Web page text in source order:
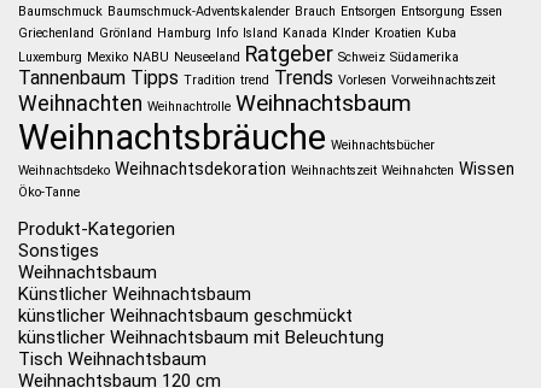
Baumschmuck Baumschmuck-Adventskalender Brauch Entsorgen Entsorgung Essen
Griechenland Grönland Hamburg Info Island Kanada KInder Kroatien Kuba
Luxemburg Mexiko NABU Neuseeland Ratgeber Schweiz Südamerika
Tannenbaum Tipps Tradition trend Trends Vorlesen Vorweihnachtszeit
Weihnachten Weihnachtrolle Weihnachtsbaum
Weihnachtsbräuche Weihnachtsbücher
Weihnachtsdeko Weihnachtsdekoration Weihnachtszeit Weihnahcten Wissen
Öko-Tanne
Produkt-Kategorien
Sonstiges
Weihnachtsbaum
Künstlicher Weihnachtsbaum
künstlicher Weihnachtsbaum geschmückt
künstlicher Weihnachtsbaum mit Beleuchtung
Tisch Weihnachtsbaum
Weihnachtsbaum 120 cm